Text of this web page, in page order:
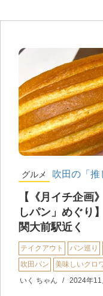
グルメ 吹田の「推
【《月イチ企画
しパン」めぐり
関大前駅近く
テイクアウト パン巡り
吹田パン
美味しいクロ
いく ちゃん
2024年11